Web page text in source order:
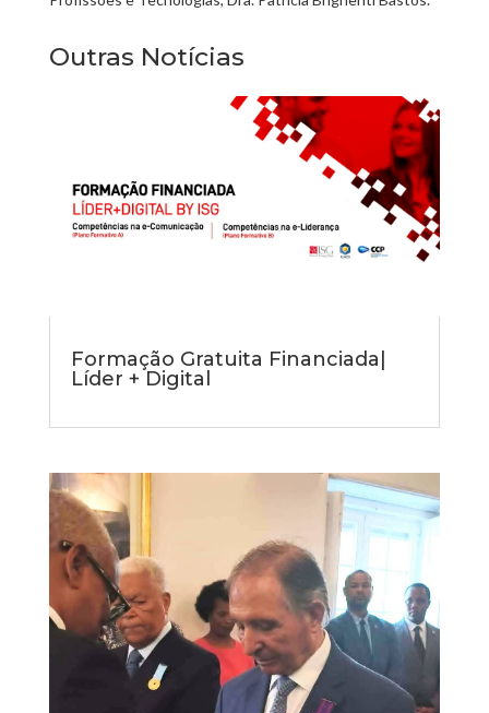
Outras Notícias
Formação Gratuita Financiada|
Líder + Digital